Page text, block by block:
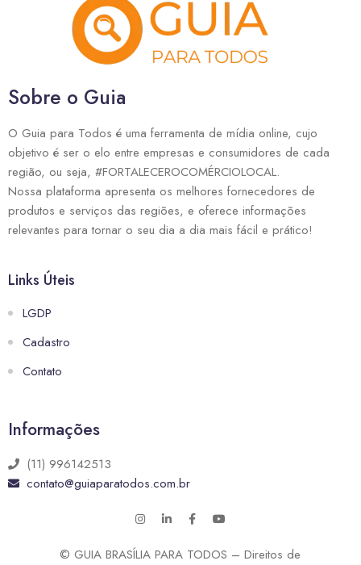
Sobre o Guia
O Guia para Todos é uma ferramenta de mídia online, cujo
objetivo é ser o elo entre empresas e consumidores de cada
região, ou seja, #FORTALECEROCOMÉRCIOLOCAL.
Nossa plataforma apresenta os melhores fornecedores de
produtos e serviços das regiões, e oferece informações
relevantes para tornar o seu dia a dia mais fácil e prático!
Links Úteis
LGDP
Cadastro
Contato
Informações
(11) 996142513
contato@guiaparatodos.com.br
© GUIA BRASÍLIA PARA TODOS – Direitos de